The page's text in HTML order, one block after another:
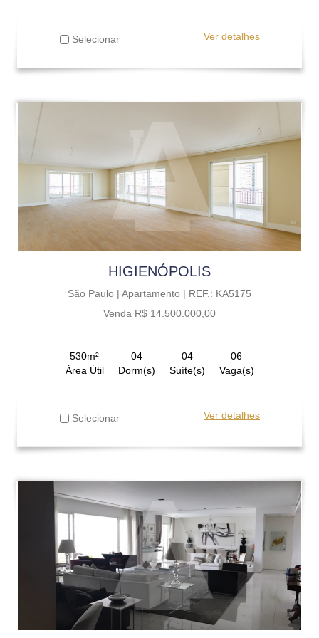
Selecionar Ver detalhes
HIGIENÓPOLIS
São Paulo | Apartamento | REF.: KA5175
Venda R$ 14.500.000,00
530m²
Área Útil
04
Dorm(s)
04
Suíte(s)
06
Vaga(s)
Selecionar Ver detalhes